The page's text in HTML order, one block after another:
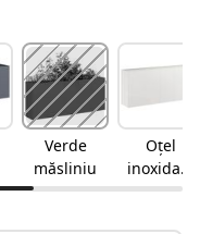
Verde
măsliniu
Oțel
inoxidabi
l